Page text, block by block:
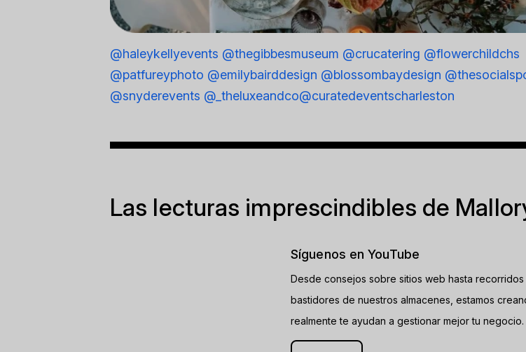
@haleykellyevents @thegibbesmuseum @crucatering @flowerchildchs
@patfureyphoto @emilybairddesign @blossombaydesign
@snyderevents @_theluxeandco@curatedeventscharleston
Las lecturas imprescindibles de
Síguenos en YouTube
Desde consejos sobre sitios web hasta
bastidores de nuestros almacenes, estamos
realmente te ayudan a gestionar mejor tu negocio.